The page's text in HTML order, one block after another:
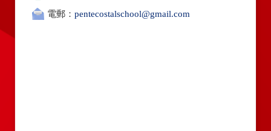
電郵： pentecostalschool@gmail.com